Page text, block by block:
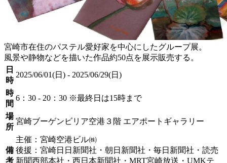
宮崎市在住のパステル愛好家を中心にしたグループ展。
風景や静物などを描いた作品約50点を展示販売する。
日
時
2025/06/01(日) - 2025/06/29(日)
時
間
6：30 - 20：30 ※最終日は15時まで
場
所
宮崎ブーゲンビリア空港３階 エアポートギャラリー
備
考
主催：宮崎空港ビル㈱
後援：宮崎日日新聞社・朝日新聞社・毎日新聞社・読売
新聞西部本社・西日本新聞社・MRT宮崎放送・UMKテ